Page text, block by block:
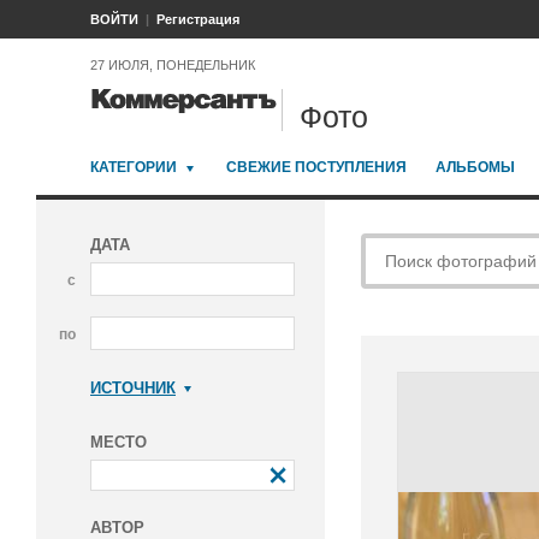
ВОЙТИ Регистрация
27 ИЮЛЯ, ПОНЕДЕЛЬНИК
Фото
КАТЕГОРИИ СВЕЖИЕ ПОСТУПЛЕНИЯ АЛЬБОМЫ
ДАТА
с
по
ИСТОЧНИК
МЕСТО
АВТОР